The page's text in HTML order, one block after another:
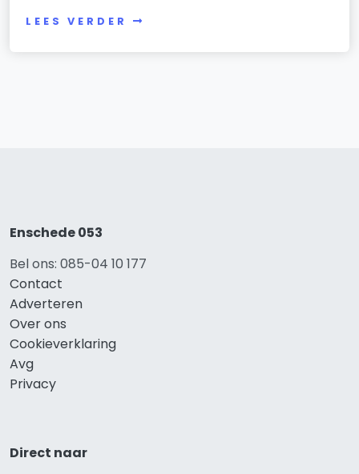
LEES VERDER
Enschede 053
Bel ons: 085-04 10 177
Contact
Adverteren
Over ons
Cookieverklaring
Avg
Privacy
Direct naar